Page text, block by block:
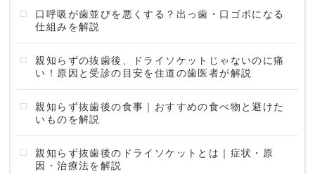
口呼吸が歯並びを悪くする？出っ歯・口ゴボになる
仕組みを解説
親知らずの抜歯後、ドライソケットじゃないのに痛
い！原因と受診の目安を住道の歯医者が解説
親知らず抜歯後の食事｜おすすめの食べ物と避けた
いものを解説
親知らず抜歯後のドライソケットとは｜症状・原
因・治療法を解説